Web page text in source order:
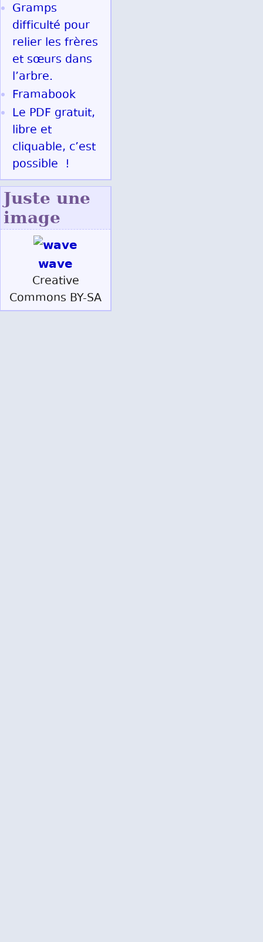
Gramps
difficulté pour
relier les frères
et sœurs dans
l’arbre.
Framabook
Le PDF gratuit,
libre et
cliquable, c’est
possible !
Juste une
image
wave
Creative
Commons BY-SA